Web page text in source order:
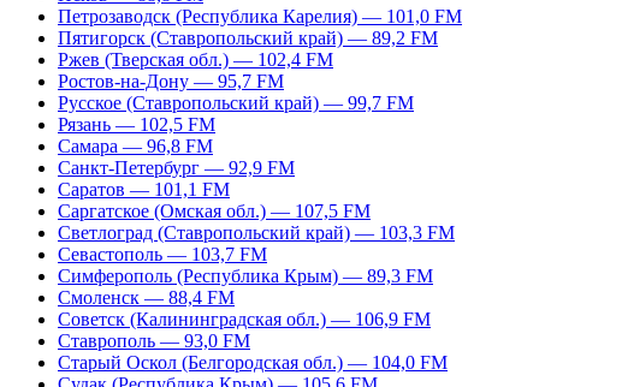
Петрозаводск (Республика Карелия) — 101,0 FM
Пятигорск (Ставропольский край) — 89,2 FM
Ржев (Тверская обл.) — 102,4 FM
Ростов-на-Дону — 95,7 FM
Русское (Ставропольский край) — 99,7 FM
Рязань — 102,5 FM
Самара — 96,8 FM
Санкт-Петербург — 92,9 FM
Саратов — 101,1 FM
Саргатское (Омская обл.) — 107,5 FM
Светлоград (Ставропольский край) — 103,3 FM
Севастополь — 103,7 FM
Симферополь (Республика Крым) — 89,3 FM
Смоленск — 88,4 FM
Советск (Калининградская обл.) — 106,9 FM
Ставрополь — 93,0 FM
Старый Оскол (Белгородская обл.) — 104,0 FM